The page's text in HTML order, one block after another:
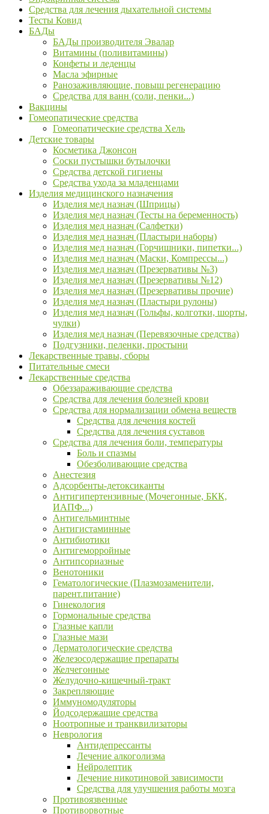
Средства для лечения дыхательной системы
Тесты Ковид
БАДы
БАДы производителя Эвалар
Витамины (поливитамины)
Конфеты и леденцы
Масла эфирные
Ранозаживляющие, повыш регенерацию
Средства для ванн (соли, пенки...)
Вакцины
Гомеопатические средства
Гомеопатические средства Хель
Детские товары
Косметика Джонсон
Соски пустышки бутылочки
Средства детской гигиены
Средства ухода за младенцами
Изделия медицинского назначения
Изделия мед назнач (Шприцы)
Изделия мед назнач (Тесты на беременность)
Изделия мед назнач (Салфетки)
Изделия мед назнач (Пластыри наборы)
Изделия мед назнач (Горчишники, пипетки...)
Изделия мед назнач (Маски, Компрессы...)
Изделия мед назнач (Презервативы №3)
Изделия мед назнач (Презервативы №12)
Изделия мед назнач (Презервативы прочие)
Изделия мед назнач (Пластыри рулоны)
Изделия мед назнач (Гольфы, колготки, шорты,
чулки)
Изделия мед назнач (Перевязочные средства)
Подгузники, пеленки, простыни
Лекарственные травы, сборы
Питательные смеси
Лекарственные средства
Обеззараживающие средства
Средства для лечения болезней крови
Средства для нормализации обмена веществ
Средства для лечения костей
Средства для лечения суставов
Средства для лечения боли, температуры
Боль и спазмы
Обезболивающие средства
Анестезия
Адсорбенты-детоксиканты
Антигипертензивные (Мочегонные, БКК,
ИАПФ...)
Антигельминтные
Антигистаминные
Антибиотики
Антигеморройные
Антипсориазные
Венотоники
Гематологические (Плазмозаменители,
парент.питание)
Гинекология
Гормональные средства
Глазные капли
Глазные мази
Дерматологические средства
Железосодержащие препараты
Желчегонные
Желудочно-кишечный-тракт
Закрепляющие
Иммуномодуляторы
Йодсодержащие средства
Ноотропные и транквилизаторы
Неврология
Антидепрессанты
Лечение алкоголизма
Нейролептик
Лечение никотиновой зависимости
Средства для улучшения работы мозга
Противоязвенные
Противорвотные